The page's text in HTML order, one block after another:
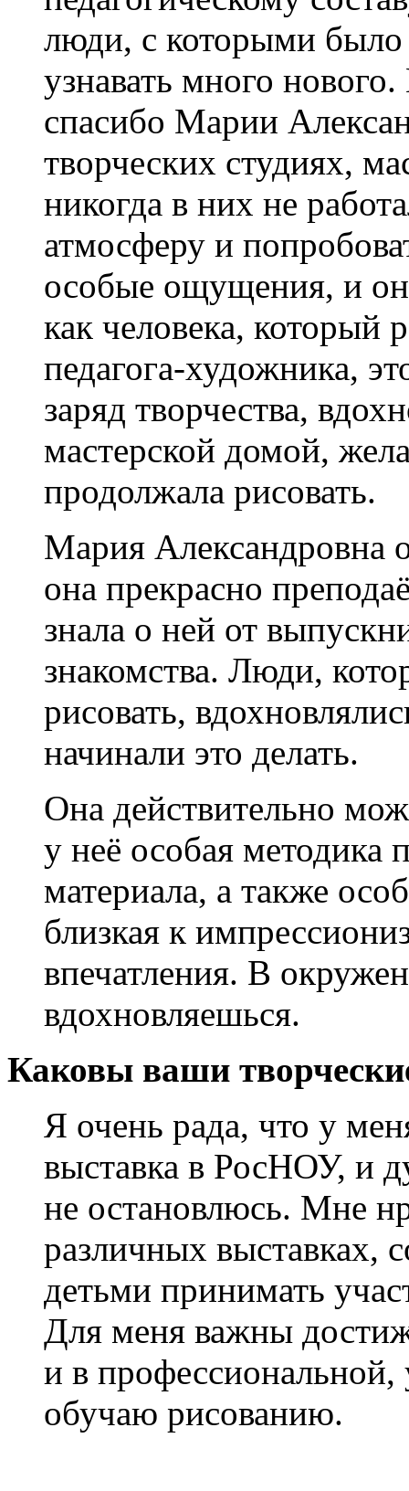
люди, с которыми было
узнавать много
спасибо Марии
творческих студиях,
никогда в них не
атмосферу и
особые ощущения, и
как человека, который
педагога-художника,
заряд творчества,
мастерской домой,
продолжала рисовать.
Мария Александровна
она прекрасно
знала о ней от
знакомства. Люди,
рисовать,
начинали это делать.
Она действительно
у неё особая методика
материала, а также
близкая к
впечатления. В
вдохновляешься.
Каковы ваши
Я очень рада, что у
выставка в РосНОУ, и
не остановлюсь. Мне
различных выставках,
детьми принимать
Для меня важны
и в профессиональной,
обучаю рисованию.